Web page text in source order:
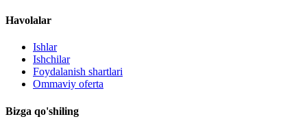
Havolalar
Ishlar
Ishchilar
Foydalanish shartlari
Ommaviy oferta
Bizga qo'shiling